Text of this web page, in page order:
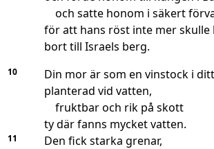
och satte honom i säkert
för att hans röst inte mer skulle
bort till Israels berg.
10 Din mor är som en vinstock i
planterad vid vatten,
fruktbar och rik på skott
ty där fanns mycket vatten.
11
Den fick starka grenar,